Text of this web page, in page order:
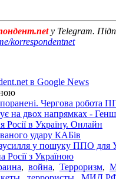
у Telegram.
korrespondentnet
в Google News
Чергова робота
на двох напрямках -
Росії в Україну. Онлайн
удару КАБів
у пошуку ППО для
Росії з Україною
, война, Терроризм,